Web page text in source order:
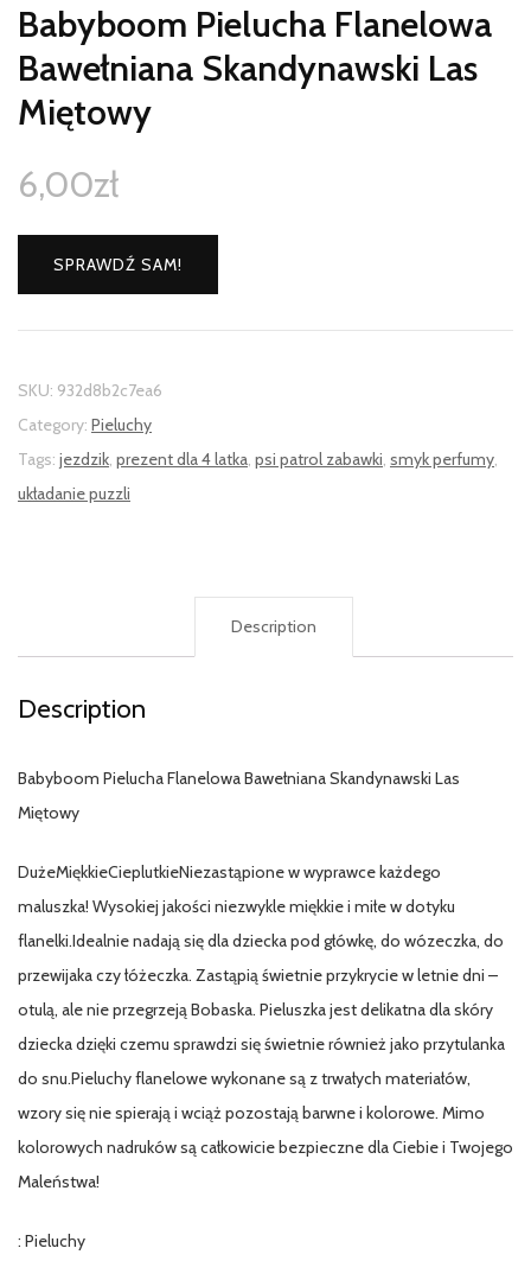
Babyboom Pielucha Flanelowa
Bawełniana Skandynawski Las
Miętowy
6,00zł
SPRAWDŹ SAM!
SKU: 932d8b2c7ea6
Category: Pieluchy
Tags: jezdzik, prezent dla 4 latka, psi patrol zabawki, smyk perfumy,
układanie puzzli
Description
Description
Babyboom Pielucha Flanelowa Bawełniana Skandynawski Las
Miętowy
DużeMiękkieCieplutkieNiezastąpione w wyprawce każdego
maluszka! Wysokiej jakości niezwykle miękkie i miłe w dotyku
flanelki.Idealnie nadają się dla dziecka pod główkę, do wózeczka, do
przewijaka czy łóżeczka. Zastąpią świetnie przykrycie w letnie dni –
otulą, ale nie przegrzeją Bobaska. Pieluszka jest delikatna dla skóry
dziecka dzięki czemu sprawdzi się świetnie również jako przytulanka
do snu.Pieluchy flanelowe wykonane są z trwałych materiałów,
wzory się nie spierają i wciąż pozostają barwne i kolorowe. Mimo
kolorowych nadruków są całkowicie bezpieczne dla Ciebie i Twojego
Maleństwa!
: Pieluchy